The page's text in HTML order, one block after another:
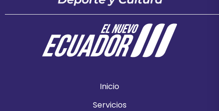
Inicio
Servicios